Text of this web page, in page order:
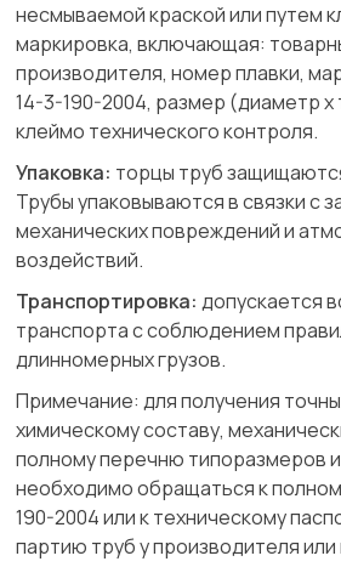
несмываемой краской или путем
маркировка, включающая:
производителя, номер плавки,
14-3-190-2004, размер (диаметр х
клеймо технического контроля.
Упаковка: торцы труб
Трубы упаковываются в связки с
механических повреждений и
воздействий.
Транспортировка: допускается
транспорта с соблюдением
длинномерных грузов.
Примечание:для получения
химическому составу,
полному перечню типоразмеров
необходимо обращаться к
190-2004 или к техническому
партию труб у производителя